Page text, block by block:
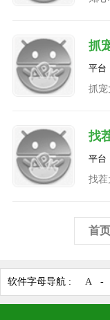
抓
平台
抓宠
找
平台
找茬
首页
软件字母导航 : A -